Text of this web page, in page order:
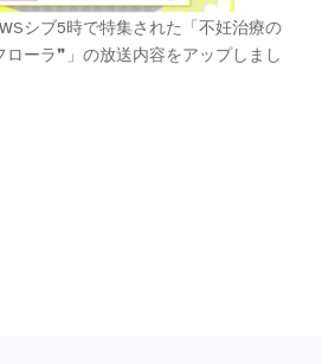
シブ5時で特集された「不妊治療の
ーラ❞」の放送内容をアップしまし